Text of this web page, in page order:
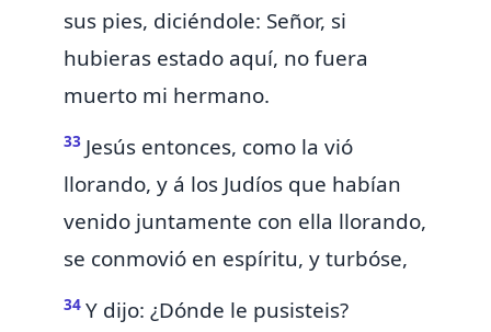
sus pies, diciéndole: Señor, si
hubieras estado aquí, no fuera
muerto mi hermano.
33 Jesús entonces, como la vió
llorando, y á los Judíos que habían
venido juntamente con ella llorando,
se conmovió en espíritu, y turbóse,
34 Y dijo: ¿Dónde le pusisteis?